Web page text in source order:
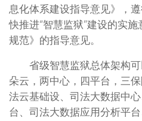
息化体系建设指导意见》，
快推进“智慧监狱”建设的实
规范》的指导意见。
省级智慧监狱总体架构可
朵云，两中心，四平台，三
法云基础设、司法大数据中
台、司法大数据应用分析平